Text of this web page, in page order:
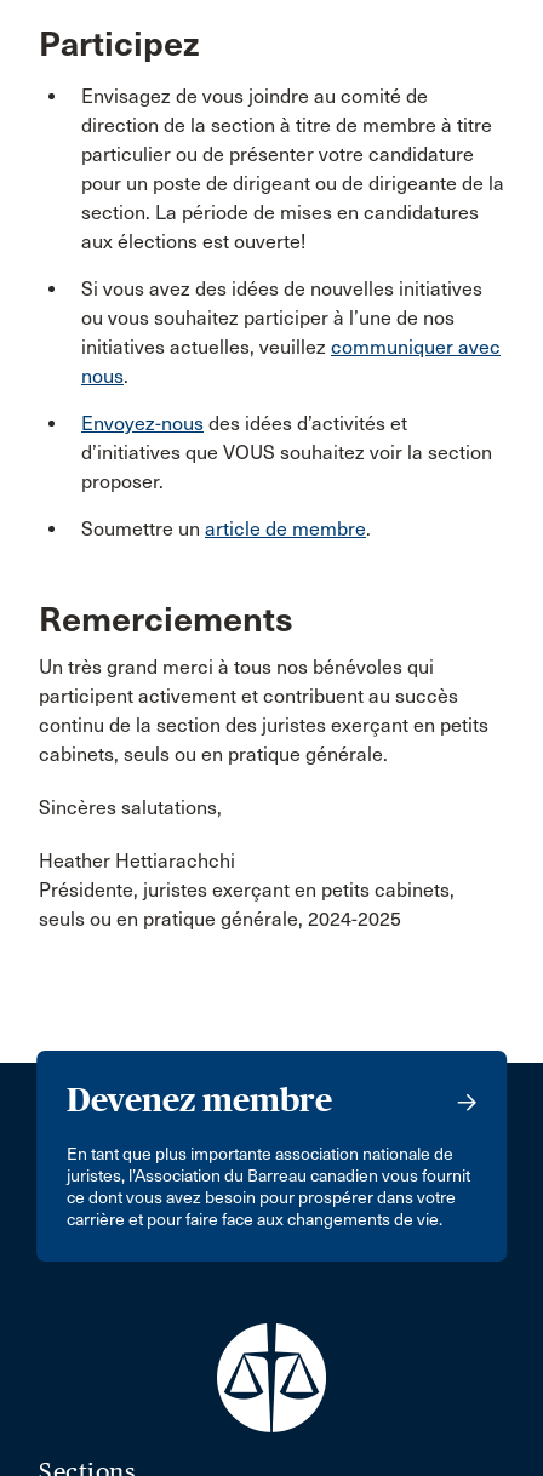
Participez
Envisagez de vous joindre au comité de
direction de la section à titre de membre à titre
particulier ou de présenter votre candidature
pour un poste de dirigeant ou de dirigeante de la
section. La période de mises en candidatures
aux élections est ouverte!
Si vous avez des idées de nouvelles initiatives
ou vous souhaitez participer à l’une de nos
initiatives actuelles, veuillez communiquer avec
nous.
Envoyez-nous des idées d’activités et
d’initiatives que VOUS souhaitez voir la section
proposer.
Soumettre un article de membre.
Remerciements
Un très grand merci à tous nos bénévoles qui
participent activement et contribuent au succès
continu de la section des juristes exerçant en petits
cabinets, seuls ou en pratique générale.
Sincères salutations,
Heather Hettiarachchi
Présidente, juristes exerçant en petits cabinets,
seuls ou en pratique générale, 2024-2025
Devenez membre
En tant que plus importante association nationale de
juristes, l’Association du Barreau canadien vous fournit
ce dont vous avez besoin pour prospérer dans votre
carrière et pour faire face aux changements de vie.